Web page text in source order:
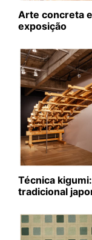
Arte concreta
exposição
Técnica
tradicional